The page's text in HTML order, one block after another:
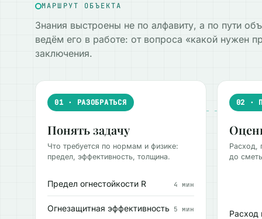
МАРШРУТ ОБЪЕКТА
Знания выстроены не по алфавиту, а по пути
ведём его в работе: от вопроса «какой нужен
заключения.
01 · РАЗОБРАТЬСЯ
Понять задачу
Что требуется по нормам и физике:
предел, эффективность, толщина.
Предел огнестойкости R 4 мин
Огнезащитная эффективность 5 мин
02 ·
Расход,
до
Расход